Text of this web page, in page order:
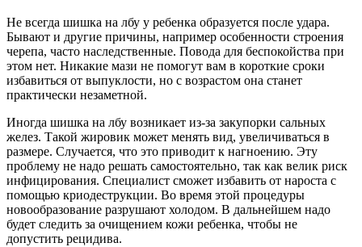
Не всегда шишка на лбу у ребенка образуется после удара.
Бывают и другие причины, например особенности строения
черепа, часто наследственные. Повода для беспокойства при
этом нет. Никакие мази не помогут вам в короткие сроки
избавиться от выпуклости, но с возрастом она станет
практически незаметной.
Иногда шишка на лбу возникает из-за закупорки сальных
желез. Такой жировик может менять вид, увеличиваться в
размере. Случается, что это приводит к нагноению. Эту
проблему не надо решать самостоятельно, так как велик риск
инфицирования. Специалист сможет избавить от нароста с
помощью криодеструкции. Во время этой процедуры
новообразование разрушают холодом. В дальнейшем надо
будет следить за очищением кожи ребенка, чтобы не
допустить рецидива.